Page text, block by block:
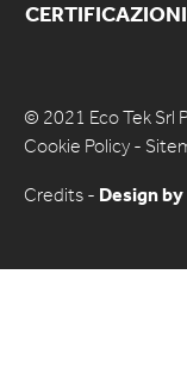
CERTIFICAZIONI
© 2021 Eco Tek
Cookie Policy -
Credits - Design by